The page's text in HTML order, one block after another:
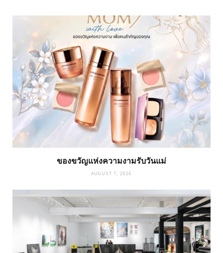
ของขวัญแห่งความงามรับวันแม่
AUGUST 7, 2026